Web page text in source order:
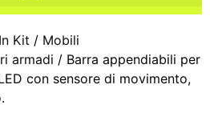
Kit / Mobili
armadi / Barra appendiabili per
con sensore di movimento,